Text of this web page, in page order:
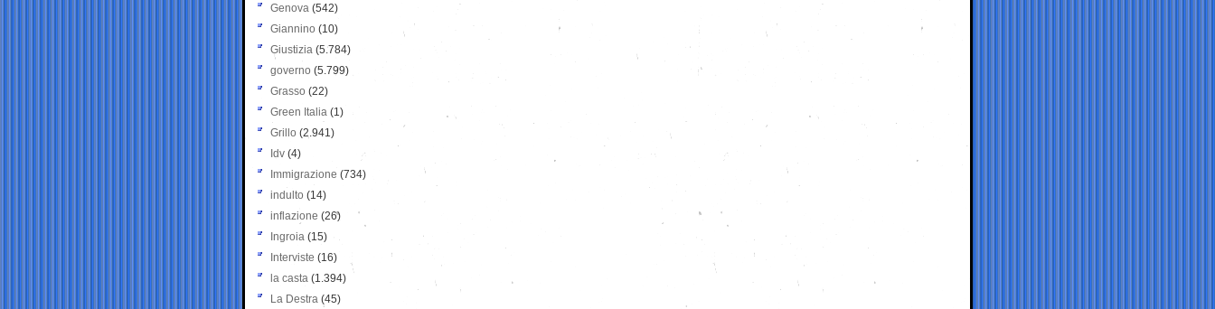
Genova (542)
Giannino (10)
Giustizia (5.784)
governo (5.799)
Grasso (22)
Green Italia (1)
Grillo (2.941)
Idv (4)
Immigrazione (734)
indulto (14)
inflazione (26)
Ingroia (15)
Interviste (16)
la casta (1.394)
La Destra (45)